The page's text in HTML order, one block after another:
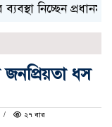
প্রধানমন্ত্রী: রিজভী
জনপ্রিয়তা ধস
২৭ বার